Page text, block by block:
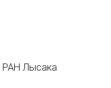
РАН Лысака